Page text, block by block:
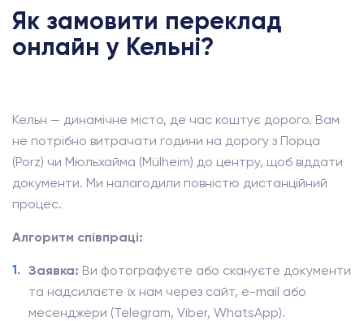
Як замовити переклад
онлайн у Кельні?
Кельн — динамічне місто, де час коштує дорого. Вам
не потрібно витрачати години на дорогу з Порца
(Porz) чи Мюльхайма (Mülheim) до центру, щоб віддати
документи. Ми налагодили повністю дистанційний
процес.
Алгоритм співпраці:
Заявка: Ви фотографуєте або скануєте документи
та надсилаєте їх нам через сайт, e-mail або
месенджери (Telegram, Viber, WhatsApp).